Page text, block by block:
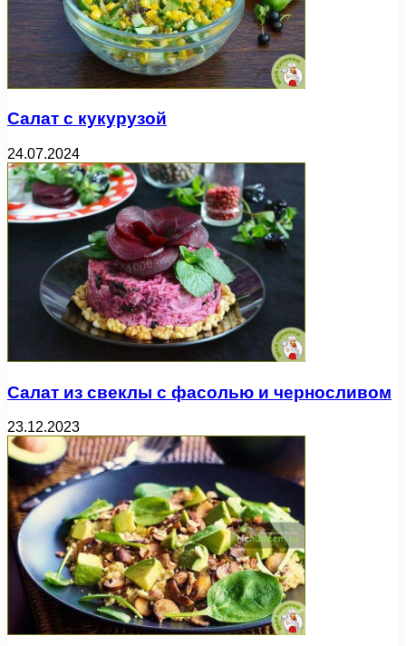
Салат с кукурузой
24.07.2024
Салат из свеклы с фасолью и черносливом
23.12.2023